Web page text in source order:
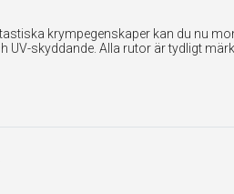
krympegenskaper kan du nu
skyddande. Alla rutor är tydligt